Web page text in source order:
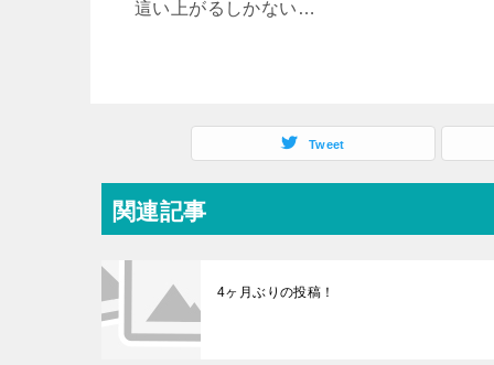
這い上がるしかない…
Tweet
関連記事
4ヶ月ぶりの投稿！